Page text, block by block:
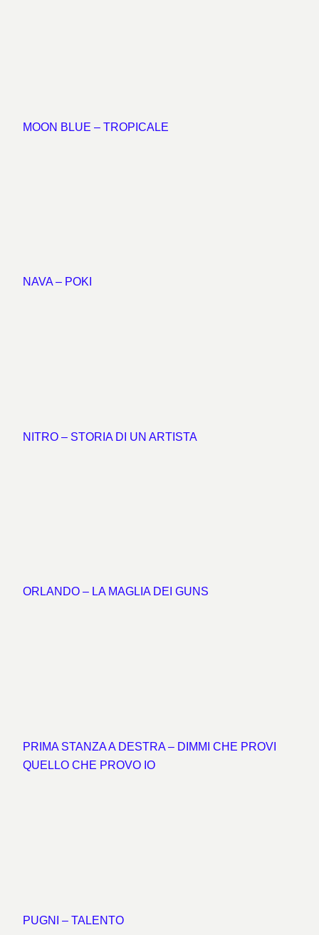
MOON BLUE – TROPICALE
NAVA – POKI
NITRO – STORIA DI UN ARTISTA
ORLANDO – LA MAGLIA DEI GUNS
PRIMA STANZA A DESTRA – DIMMI CHE PROVI
QUELLO CHE PROVO IO
PUGNI – TALENTO